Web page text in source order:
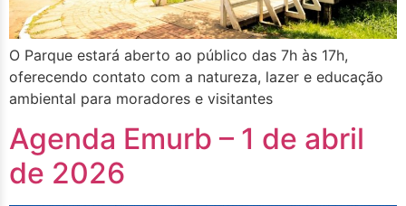
O Parque estará aberto ao público das 7h às 17h,
oferecendo contato com a natureza, lazer e educação
ambiental para moradores e visitantes
Agenda Emurb – 1 de abril
de 2026